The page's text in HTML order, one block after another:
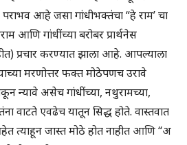
आहे जसा गांधीभक्तंचा “हे राम’ चा
आणि गांधींच्या बरोबर प्रार्थनेस
प्रचार करण्यात झाला आहे. आपल्याला
मरणोत्तर फक्त मोठेपणच उरावे
न्यावे असेच गांधींच्या, नथुरामच्या,
वाटते एवढेच यातून सिद्ध होते. वास्तवात
त्याहून जास्त मोठे होत नाहीत आणि “अ